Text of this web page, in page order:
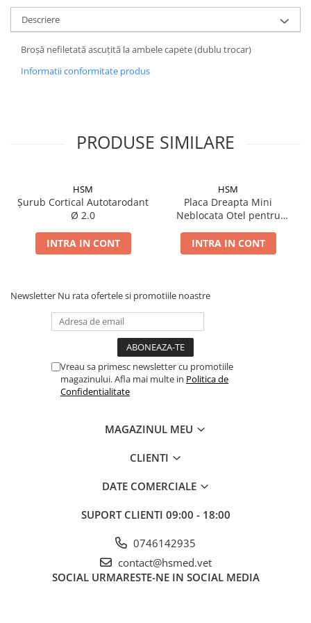
Șuruburi Canulate
Șuruburi Corticale
Șuruburi Locking
Șuruburi TORX Locking
Suruburi Canulate Herbert
Suruburi Corticale
Suruburi Spongie
TTA
Descriere
Broșă nefiletată ascuțită la ambele capete (dublu trocar)
Informatii conformitate produs
PRODUSE SIMILARE
HSM
Șurub Cortical Autotarodant
Ø 2.0
INTRA IN CONT
HSM
Placa Dreapta Mini
Neblocata Otel pentru
INTRA IN CONT
Newsletter Nu rata ofertele si promotiile noastre
Vreau sa primesc newsletter cu promotiile
magazinului. Afla mai multe in Politica de
Confidentialitate
MAGAZINUL MEU
CLIENTI
DATE COMERCIALE
SUPORT CLIENTI 09:00 - 18:00
0746142935
contact@hsmed.vet
SOCIAL URMARESTE-NE IN SOCIAL MEDIA